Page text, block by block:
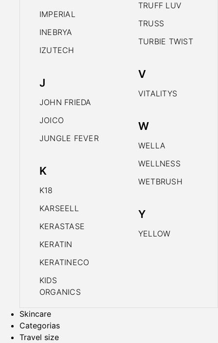
IMPERIAL
INEBRYA
IZUTECH
J
JOHN FRIEDA
JOICO
JUNGLE FEVER
K
K18
KARSEELL
KERASTASE
KERATIN
KERATINECO
KIDS
ORGANICS
TRUFF LUV
TRUSS
TURBIE TWIST
V
VITALITYS
W
WELLA
WELLNESS
WETBRUSH
Y
YELLOW
Skincare
Categorias
Travel size